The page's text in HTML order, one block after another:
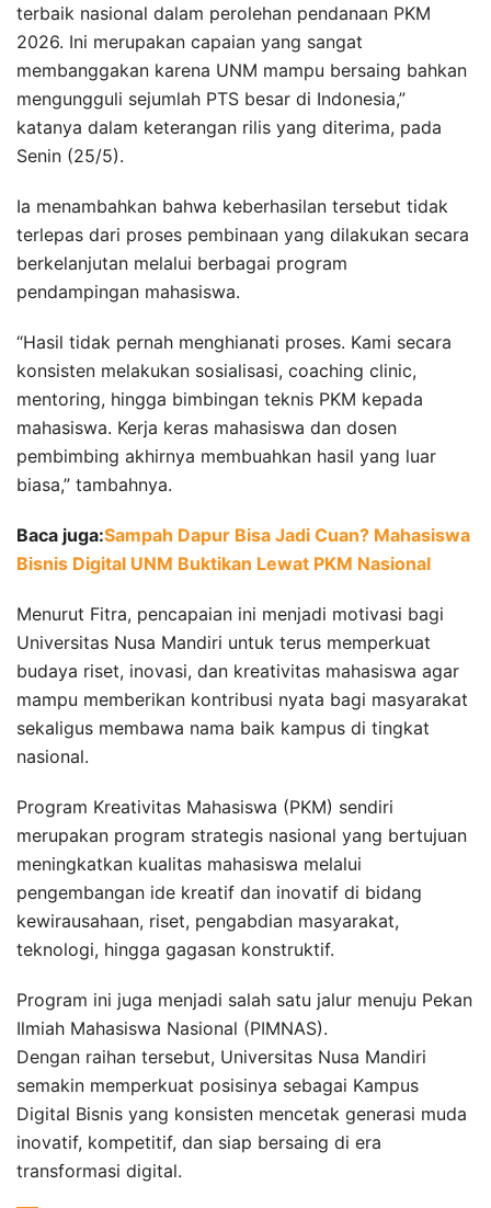
terbaik nasional dalam perolehan pendanaan PKM
2026. Ini merupakan capaian yang sangat
membanggakan karena UNM mampu bersaing bahkan
mengungguli sejumlah PTS besar di Indonesia,”
katanya dalam keterangan rilis yang diterima, pada
Senin (25/5).
Ia menambahkan bahwa keberhasilan tersebut tidak
terlepas dari proses pembinaan yang dilakukan secara
berkelanjutan melalui berbagai program
pendampingan mahasiswa.
“Hasil tidak pernah menghianati proses. Kami secara
konsisten melakukan sosialisasi, coaching clinic,
mentoring, hingga bimbingan teknis PKM kepada
mahasiswa. Kerja keras mahasiswa dan dosen
pembimbing akhirnya membuahkan hasil yang luar
biasa,” tambahnya.
Baca juga:Sampah Dapur Bisa Jadi Cuan? Mahasiswa
Bisnis Digital UNM Buktikan Lewat PKM Nasional
Menurut Fitra, pencapaian ini menjadi motivasi bagi
Universitas Nusa Mandiri untuk terus memperkuat
budaya riset, inovasi, dan kreativitas mahasiswa agar
mampu memberikan kontribusi nyata bagi masyarakat
sekaligus membawa nama baik kampus di tingkat
nasional.
Program Kreativitas Mahasiswa (PKM) sendiri
merupakan program strategis nasional yang bertujuan
meningkatkan kualitas mahasiswa melalui
pengembangan ide kreatif dan inovatif di bidang
kewirausahaan, riset, pengabdian masyarakat,
teknologi, hingga gagasan konstruktif.
Program ini juga menjadi salah satu jalur menuju Pekan
Ilmiah Mahasiswa Nasional (PIMNAS).
Dengan raihan tersebut, Universitas Nusa Mandiri
semakin memperkuat posisinya sebagai Kampus
Digital Bisnis yang konsisten mencetak generasi muda
inovatif, kompetitif, dan siap bersaing di era
transformasi digital.